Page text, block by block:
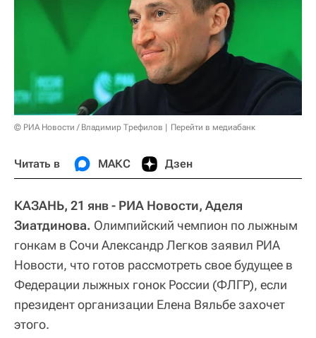
© РИА Новости / Владимир Трефилов Перейти в медиабанк
Читать в МАКС Дзен
КАЗАНЬ, 21 янв - РИА Новости, Аделя
Зиатдинова. Олимпийский чемпион по лыжным
гонкам в Сочи Александр Легков заявил РИА
Новости, что готов рассмотреть свое будущее в
Федерации лыжных гонок России (ФЛГР), если
президент организации Елена Вяльбе захочет
этого.